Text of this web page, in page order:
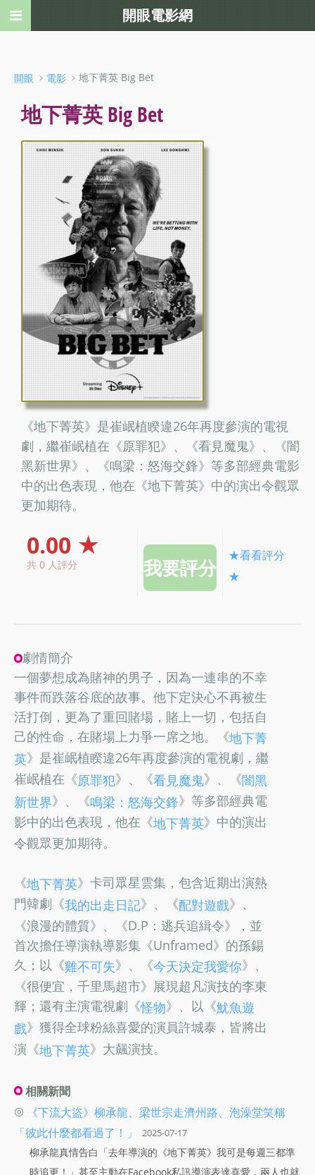
開眼 ﹥ 電影 ﹥地下菁英 Big Bet
地下菁英 Big Bet
《地下菁英》是崔岷植睽違26年再度參演的電視
劇，繼崔岷植在《原罪犯》、《看見魔鬼》、《闇
黑新世界》、《鳴梁：怒海交鋒》等多部經典電影
中的出色表現，他在《地下菁英》中的演出令觀眾
更加期待。
0.00 ★
共 0 人評分
★看看評分
★
劇情簡介
一個夢想成為賭神的男子，因為一連串的不幸
事件而跌落谷底的故事。他下定決心不再被生
活打倒，更為了重回賭場，賭上一切，包括自
己的性命，在賭場上力爭一席之地。《地下菁
英》是崔岷植睽違26年再度參演的電視劇，繼
崔岷植在《原罪犯》、《看見魔鬼》、《闇黑
新世界》、《鳴梁：怒海交鋒》等多部經典電
影中的出色表現，他在《地下菁英》中的演出
令觀眾更加期待。
《地下菁英》卡司眾星雲集，包含近期出演熱
門韓劇《我的出走日記》、《配對遊戲》、
《浪漫的體質》、《D.P：逃兵追緝令》，並
首次擔任導演執導影集《Unframed》的孫錫
久；以《雞不可失》、《今天決定我愛你》、
《很便宜，千里馬超市》展現超凡演技的李東
輝；還有主演電視劇《怪物》、以《魷魚遊
戲》獲得全球粉絲喜愛的演員許城泰，皆將出
演《地下菁英》大飆演技。
相關新聞
◎
《下流大盜》柳承龍、梁世宗走濟州路、泡澡堂笑稱
「彼此什麼都看過了！」
2025-07-17
柳承龍真情告白「去年導演的《地下菁英》我可是每週三都準
時追更！」甚至主動在Facebook私訊導演表達喜愛，兩人也就
開眼電影網